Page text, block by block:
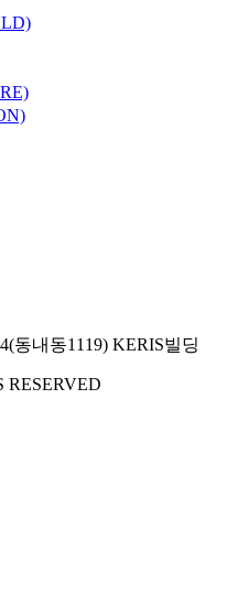
동내동1119) KERIS빌딩
RESERVED